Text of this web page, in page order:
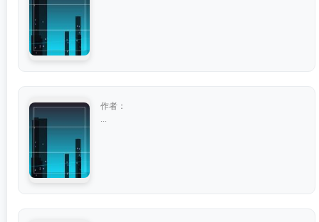
作者：